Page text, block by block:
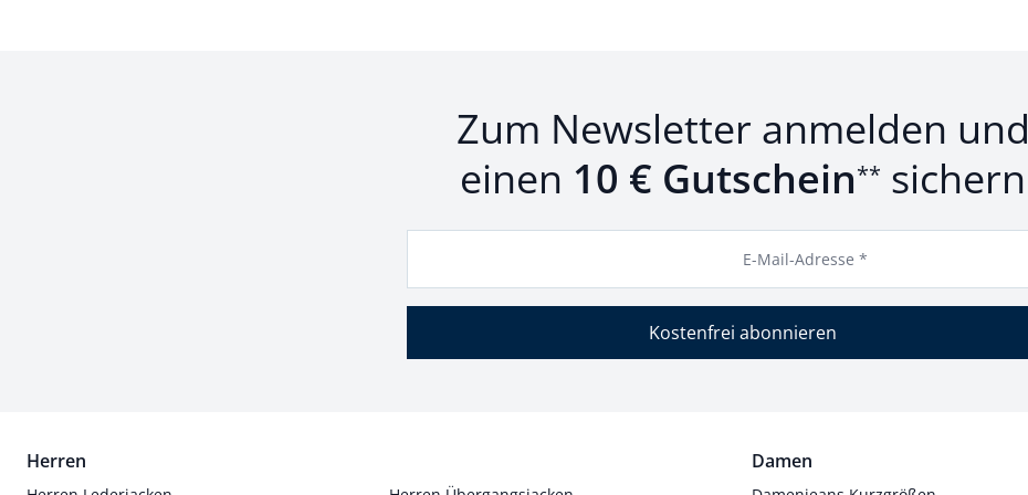
Zum Newsletter anmelden und
einen 10 € Gutschein** sichern
E-Mail-Adresse *
Kostenfrei abonnieren
Herren Damen